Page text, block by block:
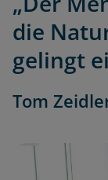
die
gelingt
Tom